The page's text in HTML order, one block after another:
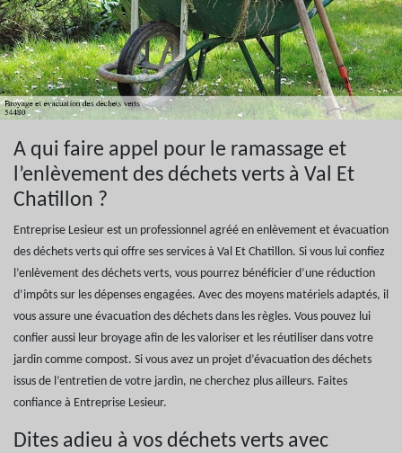
A qui faire appel pour le ramassage et
l’enlèvement des déchets verts à Val Et
Chatillon ?
Entreprise Lesieur est un professionnel agréé en enlèvement et évacuation
des déchets verts qui offre ses services à Val Et Chatillon. Si vous lui confiez
l’enlèvement des déchets verts, vous pourrez bénéficier d’une réduction
d’impôts sur les dépenses engagées. Avec des moyens matériels adaptés, il
vous assure une évacuation des déchets dans les règles. Vous pouvez lui
confier aussi leur broyage afin de les valoriser et les réutiliser dans votre
jardin comme compost. Si vous avez un projet d’évacuation des déchets
issus de l’entretien de votre jardin, ne cherchez plus ailleurs. Faites
confiance à Entreprise Lesieur.
Dites adieu à vos déchets verts avec